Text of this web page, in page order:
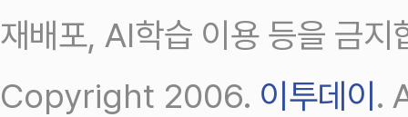
재배포, AI학습 이용 등을 금지
Copyright 2006. 이투데이.